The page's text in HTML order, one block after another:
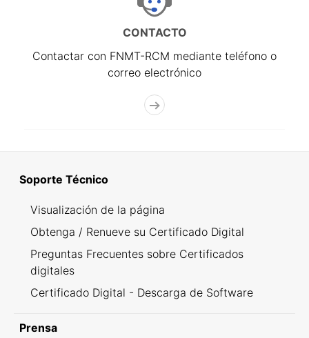
CONTACTO
Contactar con FNMT-RCM mediante teléfono o
correo electrónico
Soporte Técnico
Visualización de la página
Obtenga / Renueve su Certificado Digital
Preguntas Frecuentes sobre Certificados
digitales
Certificado Digital - Descarga de Software
Prensa